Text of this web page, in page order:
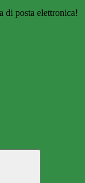
di posta elettronica!